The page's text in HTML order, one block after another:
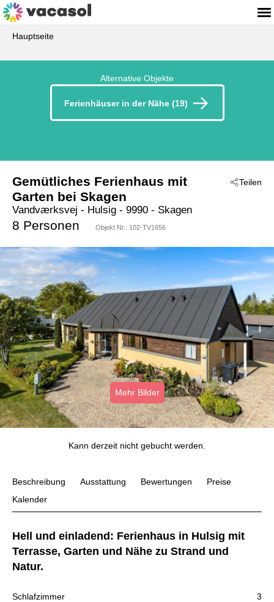
Hauptseite
Alternative Objekte
Ferienhäuser in der Nähe (19)
Teilen
Gemütliches Ferienhaus mit
Garten bei Skagen
Vandværksvej - Hulsig - 9990 - Skagen
8 Personen Objekt Nr.: 102-TV1656
Mehr Bilder
Kann derzeit nicht gebucht werden.
Beschreibung Ausstattung Bewertungen
Preise
Kalender
Hell und einladend: Ferienhaus in Hulsig mit
Terrasse, Garten und Nähe zu Strand und
Natur.
Schlafzimmer
3